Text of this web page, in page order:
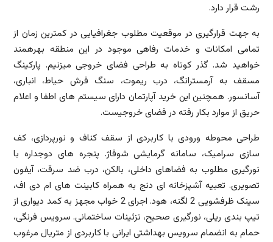
رشت قرار دارد.
به جهت قرارگیری در موقعیت مطلوب جغرافیایی در کمترین زمان از
تمامی امکانات و خدمات رفاهی موجود در این منطقه بهرهمند
خواهید شد. گذر کوتاه به طراحی فضای خروجی میزنیم. پارکینگ
مسقف به آرمسترانگ، درب ریموت، سنگ فرش حیاط، انباری،
آسانسور. همچنین این خرید آپارتمان دارای سیستم های اطفا و اعلام
حریق از موارد بکار رفته در فضای خروجیست.
طراحی محوطه ورودی با کاربردی از سقف کناف و نورپردازی، کف
سازی سرامیک، سامانه گرمایشی شوفاژ. پنجره های دوجداره با
نورگیری مطلوب به فضاهای داخلی، بالکن، درب ضد سرقت، آیفون
تصویری. تعبیه آشپزخانه ای دنج به همراه کابینت های ام دی اف،
سینک ظرفشویی 2 لگنه، هود. اجرای 2 خواب مجهز به کمد دیواری از
تیپ بندی ریلی، نورگیری صحیح، تزئینات ساختمانی. سرویس فرنگی،
حمام به انضمام سرویس بهداشتی ایرانی با کاربردی از متریال مرغوب